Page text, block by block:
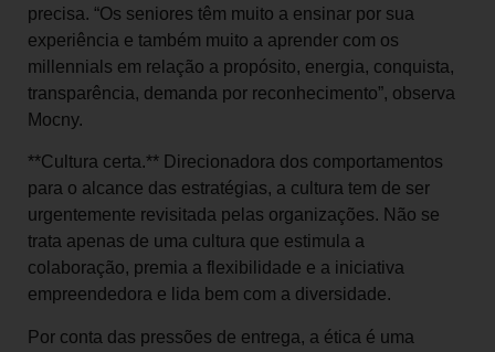
precisa. “Os seniores têm muito a ensinar por sua
experiência e também muito a aprender com os
millennials em relação a propósito, energia, conquista,
transparência, demanda por reconhecimento”, observa
Mocny.
**Cultura certa.** Direcionadora dos comportamentos
para o alcance das estratégias, a cultura tem de ser
urgentemente revisitada pelas organizações. Não se
trata apenas de uma cultura que estimula a
colaboração, premia a flexibilidade e a iniciativa
empreendedora e lida bem com a diversidade.
Por conta das pressões de entrega, a ética é uma